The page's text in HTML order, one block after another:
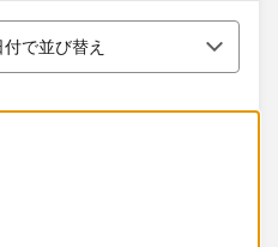
え
付で並び替え